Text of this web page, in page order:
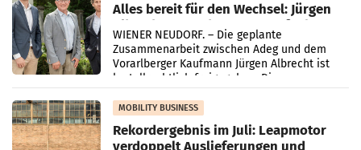
Alles bereit für den Wechsel: Jürgen
Albrecht setzt ab 1.1.2027 auf Adeg
WIENER NEUDORF. – Die geplante
Zusammenarbeit zwischen Adeg und dem
Vorarlberger Kaufmann Jürgen Albrecht ist
kartellrechtlich freigegeben: Die
Bundeswettbewerbsbehörde und der
Bundeskartellanwalt
MOBILITY BUSINESS
Rekordergebnis im Juli: Leapmotor
verdoppelt Auslieferungen und